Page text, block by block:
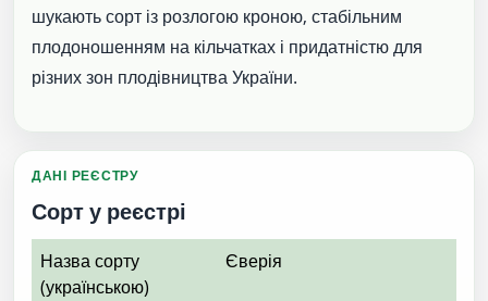
шукають сорт із розлогою кроною, стабільним
плодоношенням на кільчатках і придатністю для
різних зон плодівництва України.
ДАНІ РЕЄСТРУ
Сорт у реєстрі
Назва сорту
(українською)
Єверія